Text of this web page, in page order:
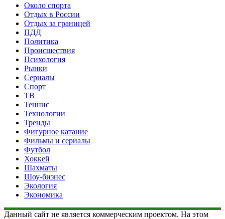
Около спорта
Отдых в России
Отдых за границей
ПДД
Политика
Происшествия
Психология
Рынки
Сериалы
Спорт
ТВ
Теннис
Технологии
Тренды
Фигурное катание
Фильмы и сериалы
Футбол
Хоккей
Шахматы
Шоу-бизнес
Экология
Экономика
Данный сайт не является коммерческим проектом. На этом